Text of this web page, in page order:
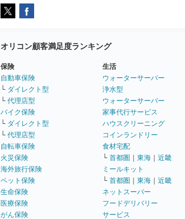
オリコン顧客満足度ランキング
保険
自動車保険
└ ダイレクト型
└ 代理店型
バイク保険
└ ダイレクト型
└ 代理店型
自転車保険
火災保険
海外旅行保険
ペット保険
生命保険
医療保険
がん保険
生活
ウォーターサーバー
浄水型
ウォーターサーバー
家事代行サービス
ハウスクリーニング
コインランドリー
食材宅配
└ 首都圏 ｜ 東海 ｜ 近畿
ミールキット
└ 首都圏 ｜ 東海 ｜ 近畿
ネットスーパー
フードデリバリー
サービス